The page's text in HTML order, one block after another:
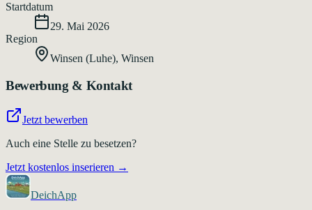
Startdatum
29. Mai 2026
Region
Winsen (Luhe), Winsen
Bewerbung & Kontakt
Jetzt bewerben
Auch eine Stelle zu besetzen?
Jetzt kostenlos inserieren →
DeichApp